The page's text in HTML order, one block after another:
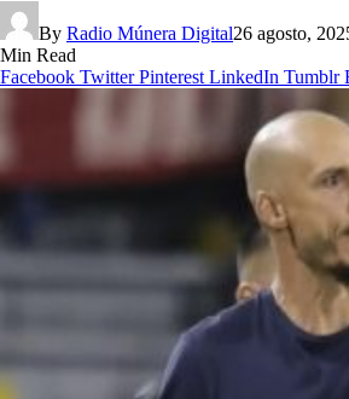
By Radio Múnera Digital26 agosto,
Min Read
Facebook Twitter Pinterest LinkedIn Tumblr